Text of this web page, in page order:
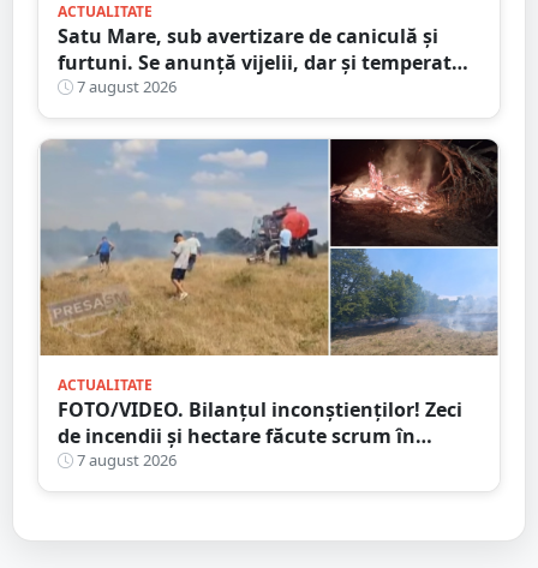
ACTUALITATE
Satu Mare, sub avertizare de caniculă și
furtuni. Se anunță vijelii, dar și temperaturi
ridicate. Avertizarea ANM
7 august 2026
ACTUALITATE
FOTO/VIDEO. Bilanțul inconștienților! Zeci
de incendii și hectare făcute scrum în
județul Satu Mare
7 august 2026